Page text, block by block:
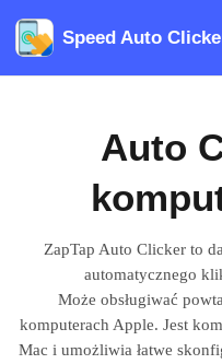
Speed Auto
Auto
ZapTap Auto Clicker to
automatycznego
Może obsługiwać
komputerach Apple. Jest
Mac i umożliwia łatwe